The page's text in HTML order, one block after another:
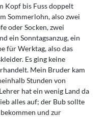
Kopf bis Fuss doppelt
Sommerlohn, also zwei
oder Socken, zwei
ein Sonntagsanzug, ein
für Werktag, also das
Es ging keine
Mein Bruder kam
Stunden von
hat ein wenig Land da
alles auf; der Bub sollte
und zur